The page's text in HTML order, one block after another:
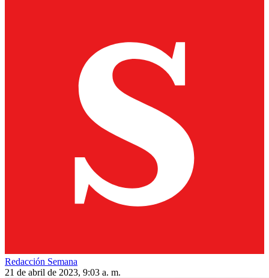
Redacción Semana
21 de abril de 2023, 9:03 a. m.